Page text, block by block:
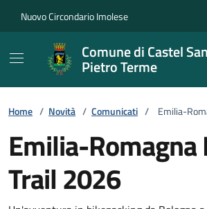
Nuovo Circondario Imolese
Comune di Castel San
Pietro Terme
Home / Novità / Comunicati / Emilia-
Emilia-Romagna
Trail 2026